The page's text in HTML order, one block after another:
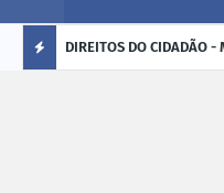
DIREITOS DO